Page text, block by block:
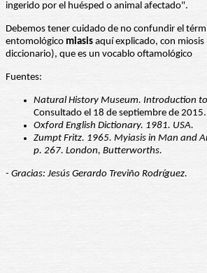
ingerido por el huésped o animal afectado".
Debemos tener cuidado de no confundir el
entomológico miasis aquí explicado, con
diccionario), que es un vocablo oftamológico
Fuentes:
Natural History Museum. Introduction
Consultado el 18 de septiembre de 2015.
Oxford English Dictionary. 1981. USA.
Zumpt Fritz. 1965. Myiasis in Man and
p. 267. London, Butterworths.
- Gracias: Jesús Gerardo Treviño Rodríguez.